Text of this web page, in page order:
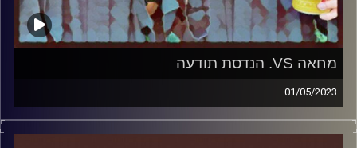
מחאה VS. הנדסת תודעה
01/05/2023
המערכת הפוליטית על ספת הפסיכולוג, עם פרופסור בועז בן-
דוד ופרופסור גלעד הירשברגר.